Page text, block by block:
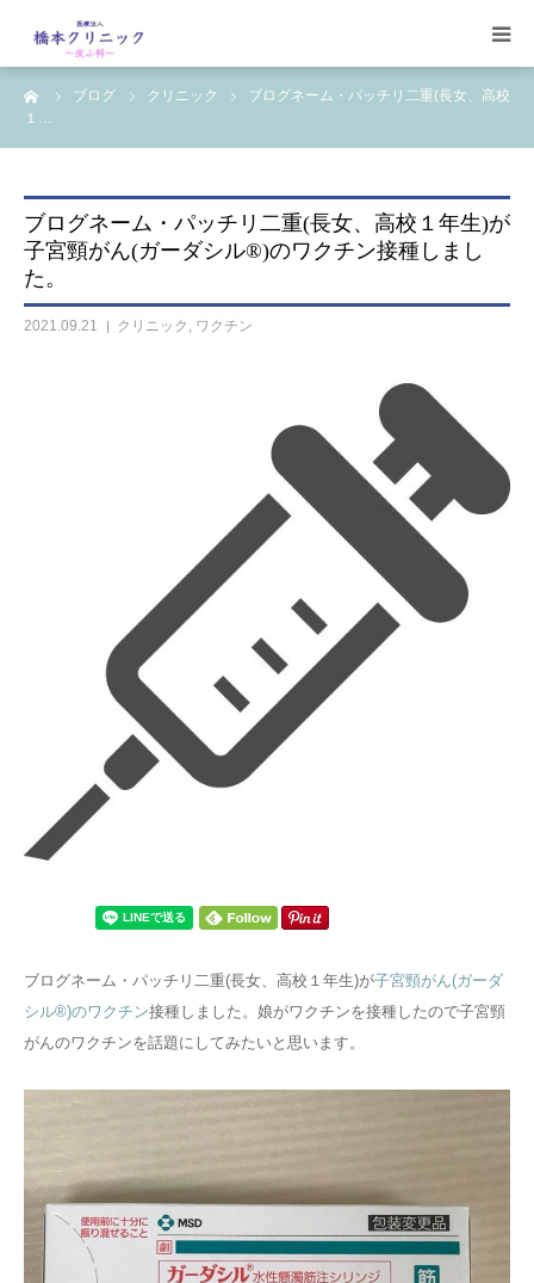
ブログ クリニック
ブログネーム・パッチリ二重(長女、高校
１…
ブログネーム・パッチリ二重(長女、高校１年生)が
子宮頸がん(ガーダシル®︎)のワクチン接種しまし
た。
2021.09.21 クリニック , ワクチン
ブログネーム・パッチリ二重(長女、高校１年生)が子宮頸がん(ガーダ
シル®︎)のワクチン接種しました。娘がワクチンを接種したので子宮頸
がんのワクチンを話題にしてみたいと思います。
受診案内
設備
【コラム】